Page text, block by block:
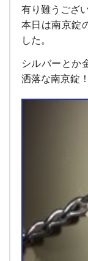
有り難うござ
本日は南京錠
した。
シルバーとか
洒落な南京錠！